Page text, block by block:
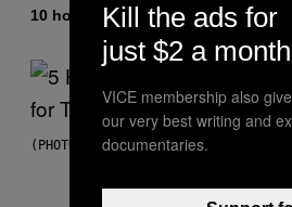
10 hours ago ByAshley Fike
(PHOTO BY STEVE GRANITZ/WIREIMAGE)
Kill the ads for
just $2 a month
VICE membership also
our very best writing and
documentaries.